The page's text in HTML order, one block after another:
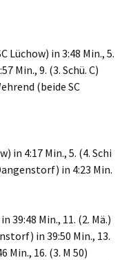
Lüchow) in 3:48 Min., 5.
Min., 9. (3. Schü. C)
(beide SC
in 4:17 Min., 5. (4. Schi
in 4:23 Min.
39:48 Min., 11. (2. Mä.)
in 39:50 Min., 13.
Min., 16. (3. M 50)